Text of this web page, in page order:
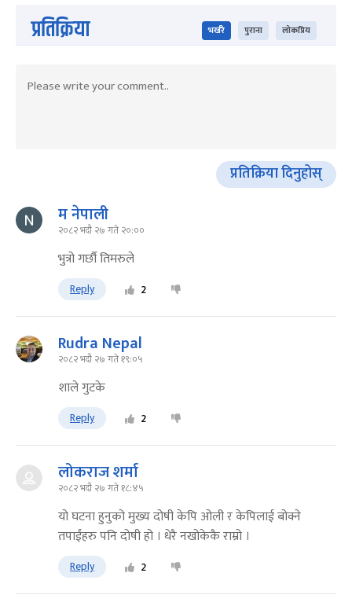
प्रतिक्रिया भर्खरै पुराना लोकप्रिय
प्रतिक्रिया दिनुहोस्
म नेपाली
२०८२ भदौ २७ गते २०:००
भुत्रो गर्छौ तिमरुले
Reply 2
Rudra Nepal
२०८२ भदौ २७ गते १९:०५
शाले गुटके
Reply 2
लोकराज शर्मा
२०८२ भदौ २७ गते १८:४५
यो घटना हुनुको मुख्य दोषी केपि ओली र केपिलाई बोक्ने
तपाईंहरु पनि दोषी हो । धेरै नखोकेकै राम्रो ।
Reply 2